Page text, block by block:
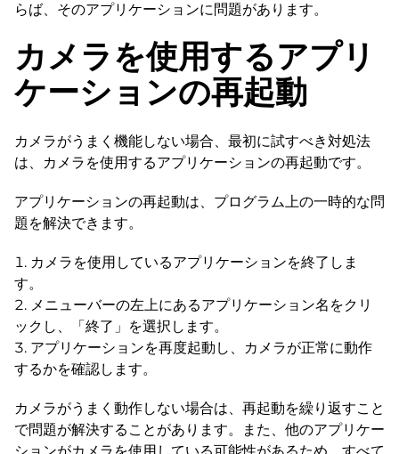
らば、そのアプリケーションに問題があります。
カメラを使用するアプリ
ケーションの再起動
カメラがうまく機能しない場合、最初に試すべき対処法
は、カメラを使用するアプリケーションの再起動です。
アプリケーションの再起動は、プログラム上の一時的な問
題を解決できます。
カメラを使用しているアプリケーションを終了しま
す。
メニューバーの左上にあるアプリケーション名をクリ
ックし、「終了」を選択します。
アプリケーションを再度起動し、カメラが正常に動作
するかを確認します。
カメラがうまく動作しない場合は、再起動を繰り返すこと
で問題が解決することがあります。また、他のアプリケー